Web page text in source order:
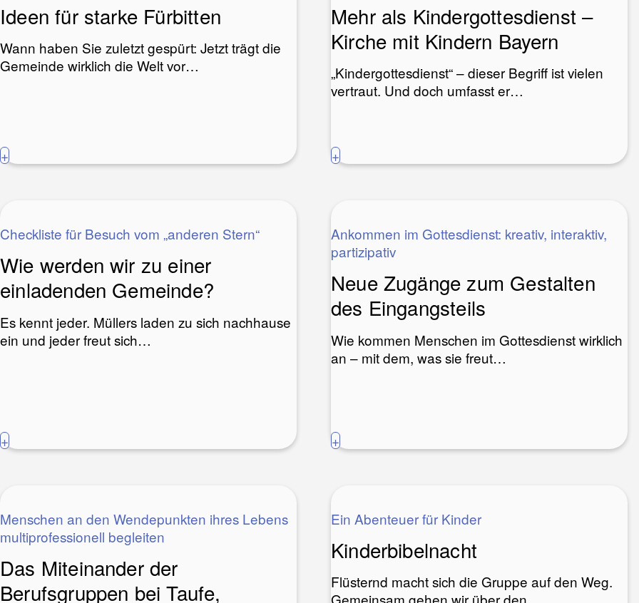
Ideen für starke Fürbitten
Wann haben Sie zuletzt gespürt: Jetzt trägt die
Gemeinde wirklich die Welt vor…
+
Mehr als Kindergottesdienst –
Kirche mit Kindern Bayern
„Kindergottesdienst“ – dieser Begriff ist vielen
vertraut. Und doch umfasst er…
+
Checkliste für Besuch vom „anderen Stern“
Wie werden wir zu einer
einladenden Gemeinde?
Es kennt jeder. Müllers laden zu sich nachhause
ein und jeder freut sich…
+
Ankommen im Gottesdienst: kreativ, interaktiv,
partizipativ
Neue Zugänge zum Gestalten
des Eingangsteils
Wie kommen Menschen im Gottesdienst wirklich
an – mit dem, was sie freut…
+
Menschen an den Wendepunkten ihres Lebens
multiprofessionell begleiten
Das Miteinander der
Berufsgruppen bei Taufe,
Ein Abenteuer für Kinder
Kinderbibelnacht
Flüsternd macht sich die Gruppe auf den Weg.